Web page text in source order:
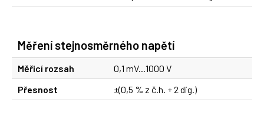
Měření stejnosměrného napětí
Měřicí rozsah
0,1 mV...1000 V
Přesnost
±(0,5 % z č.h. + 2 dig.)